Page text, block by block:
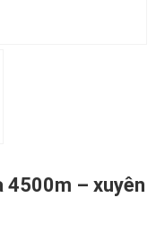
4500m – xuyên